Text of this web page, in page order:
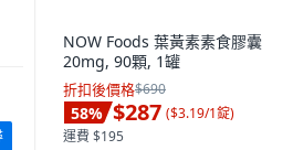
NOW Foods 葉黃素素食膠囊
20mg, 90顆, 1罐
折扣後價格$690
58% $287 ($3.19/1錠)
運費 $195